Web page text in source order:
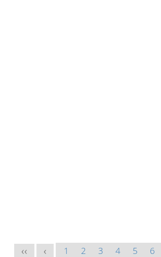
<< < 1 2 3 4 5 6